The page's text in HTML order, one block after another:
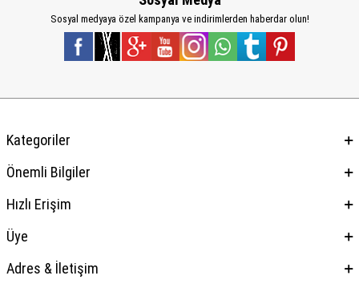
Sosyal medyaya özel kampanya ve indirimlerden haberdar olun!
Kategoriler
Önemli Bilgiler
Hızlı Erişim
Üye
Adres & İletişim